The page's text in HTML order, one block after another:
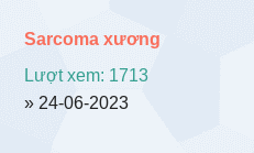
Sarcoma xương
Lượt xem: 1713
» 24-06-2023